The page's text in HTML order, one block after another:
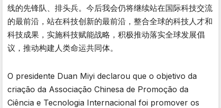
线的先锋队、排头兵。今后我会仍将继续站在国际科技交流
的最前沿，站在科技创新的最前沿，整合全球的科技人才和
科技成果，实施科技赋能战略，积极推动落实全球发展倡
议，推动构建人类命运共同体。
O presidente Duan Miyi declarou que o objetivo da
criação da Associação Chinesa de Promoção da
Ciência e Tecnologia Internacional foi promover os